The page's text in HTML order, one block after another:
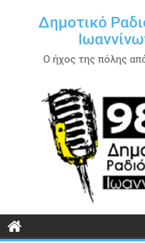
περιεχόμενοΔημοτικό
Ο ήχος της πόλης